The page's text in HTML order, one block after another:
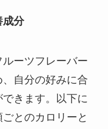
成分
ーツフレーバー
自分の好みに合
きます。以下に
とのカロリーと